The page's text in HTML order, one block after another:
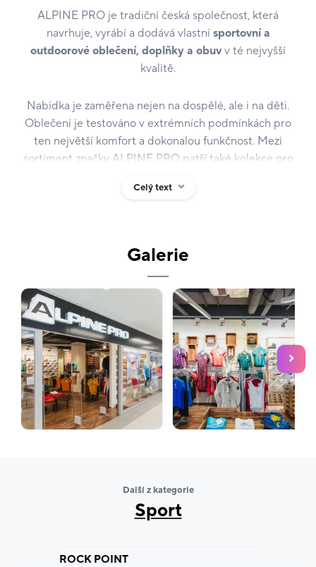
ALPINE PRO je tradiční česká společnost, která
navrhuje, vyrábí a dodává vlastní sportovní a
outdoorové oblečení, doplňky a obuv v té nejvyšší
kvalitě.
Nabídka je zaměřena nejen na dospělé, ale i na děti.
Oblečení je testováno v extrémních podmínkách pro
ten největší komfort a dokonalou funkčnost. Mezi
sortiment značky ALPINE PRO patří také kolekce pro
partnerem Českého olympijského týmu, pro který
Český paralympijský tým.
ALPINE PROgram
Zaregistrujte se v našem obchodě či
nawww.alpinepro.czdo věrnostního ALPINE
PROgramu. Získáte uvítací voucher na 100 Kč za
registraci a každý měsíc můžete nakoupit vybrané
Celý text
Galerie
Další z kategorie
Sport
ROCK POINT